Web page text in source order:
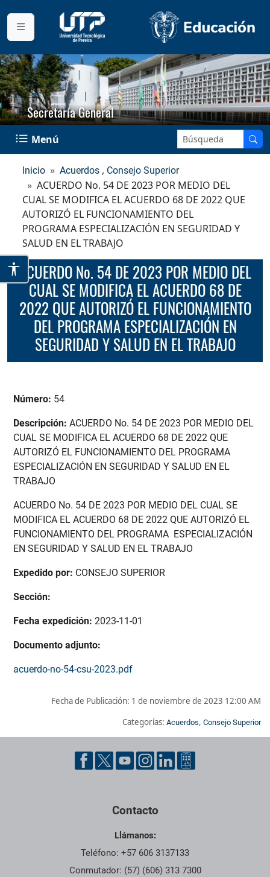
Secretaría General
Menú Buscar en el sitio:
Inicio Acuerdos , Consejo Superior
ACUERDO No. 54 DE 2023 POR MEDIO DEL
CUAL SE MODIFICA EL ACUERDO 68 DE 2022 QUE
AUTORIZÓ EL FUNCIONAMIENTO DEL
PROGRAMA ESPECIALIZACIÓN EN SEGURIDAD Y
SALUD EN EL TRABAJO
ACUERDO No. 54 DE 2023 POR MEDIO DEL
CUAL SE MODIFICA EL ACUERDO 68 DE
2022 QUE AUTORIZÓ EL FUNCIONAMIENTO
DEL PROGRAMA ESPECIALIZACIÓN EN
SEGURIDAD Y SALUD EN EL TRABAJO
Número: 54
Descripción: ACUERDO No. 54 DE 2023 POR MEDIO DEL
CUAL SE MODIFICA EL ACUERDO 68 DE 2022 QUE
AUTORIZÓ EL FUNCIONAMIENTO DEL PROGRAMA
ESPECIALIZACIÓN EN SEGURIDAD Y SALUD EN EL
TRABAJO
ACUERDO No. 54 DE 2023 POR MEDIO DEL CUAL SE
MODIFICA EL ACUERDO 68 DE 2022 QUE AUTORIZÓ EL
FUNCIONAMIENTO DEL PROGRAMA ESPECIALIZACIÓN
EN SEGURIDAD Y SALUD EN EL TRABAJO
Expedido por: CONSEJO SUPERIOR
Sección:
Fecha expedición: 2023-11-01
Documento adjunto:
acuerdo-no-54-csu-2023.pdf
Fecha de Publicación: 1 de noviembre de 2023 12:00 AM
Categorías: Acuerdos, Consejo Superior
Pie de página con información de contacto, redes sociales y
Contacto
Llámanos:
Teléfono: +57 606 3137133
Conmutador: (57) (606) 313 7300